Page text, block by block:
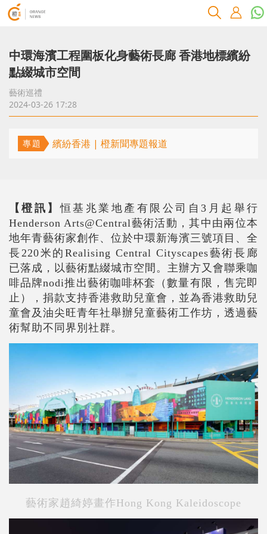
中環海濱工程圍板化身藝術長廊 香港地標繽紛
點綴城市空間
藝術巡禮
2024-03-26 17:28
專題 繽紛香港 | 橙新聞專題報道
【橙訊】恒基兆業地產有限公司自3月起舉行
Henderson Arts@Central藝術活動，其中由兩位本
地年青藝術家創作、位於中環新海濱三號項目、全
長220米的Realising Central Cityscapes藝術長廊
已落成，以藝術點綴城市空間。主辦方又會聯乘咖
啡品牌nodi推出藝術咖啡杯套（數量有限，售完即
止），捐款支持香港救助兒童會，並為香港救助兒
童會及油尖旺青年社舉辦兒童藝術工作坊，透過藝
術幫助不同界別社群。
藝術家趙綺婷畫作Hong Kong Kaleidoscope